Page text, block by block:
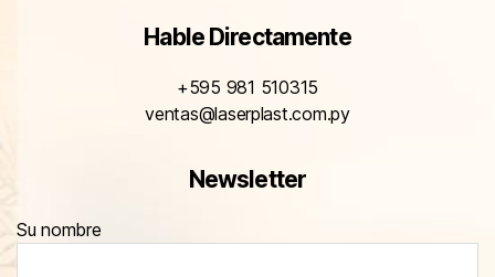
Hable Directamente
+595 981 510315
ventas@laserplast.com.py
Newsletter
Su nombre